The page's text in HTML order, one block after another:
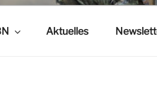
E.V.
Aktuelles